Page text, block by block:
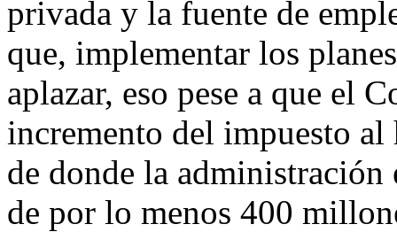
privada y la fuente de
que, implementar los
aplazar, eso pese a que el
incremento del impuesto
de donde la administración
de por lo menos 400